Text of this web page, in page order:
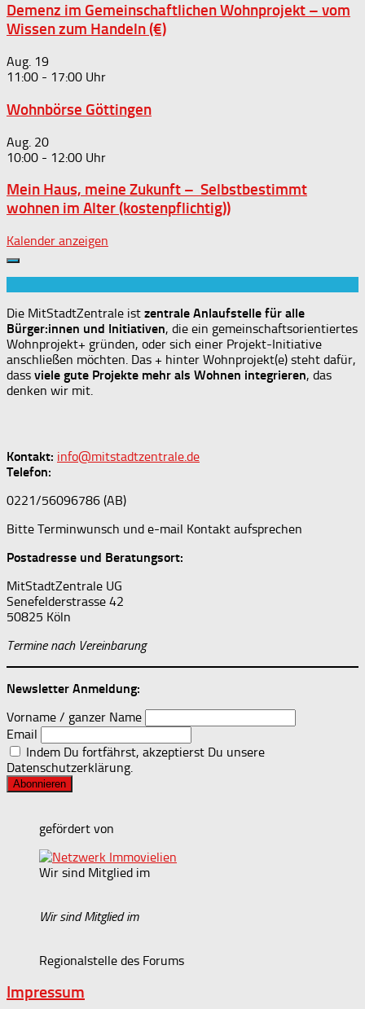
Demenz im Gemeinschaftlichen Wohnprojekt – vom
Wissen zum Handeln (€)
Aug. 19
11:00 - 17:00
Wohnbörse Göttingen
Aug. 20
10:00 - 12:00
Mein Haus, meine Zukunft – Selbstbestimmt
wohnen im Alter (kostenpflichtig))
Kalender anzeigen
Die MitStadtZentrale ist zentrale Anlaufstelle für alle
Bürger:innen und Initiativen, die ein gemeinschaftsorientiertes
Wohnprojekt+ gründen, oder sich einer Projekt-Initiative
anschließen möchten. Das + hinter Wohnprojekt(e) steht dafür,
dass viele gute Projekte mehr als Wohnen integrieren, das
denken wir mit.
Kontakt: info@mitstadtzentrale.de
Telefon:
0221/56096786 (AB)
Bitte Terminwunsch und e-mail Kontakt aufsprechen
Postadresse und Beratungsort:
MitStadtZentrale UG
Senefelderstrasse 42
50825 Köln
Termine nach Vereinbarung
Newsletter Anmeldung:
Vorname / ganzer Name
Email
Indem Du fortfährst, akzeptierst Du unsere
Datenschutzerklärung.
gefördert von
Wir sind Mitglied im
Wir sind Mitglied im
Regionalstelle des Forums
Impressum